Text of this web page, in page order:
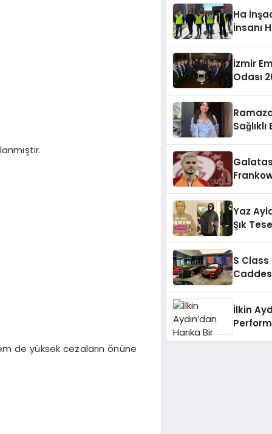
de yüksek cezaların önüne
Ha
İnsanı
İzmir
Odası
Yaz
Şık
S
İlkin